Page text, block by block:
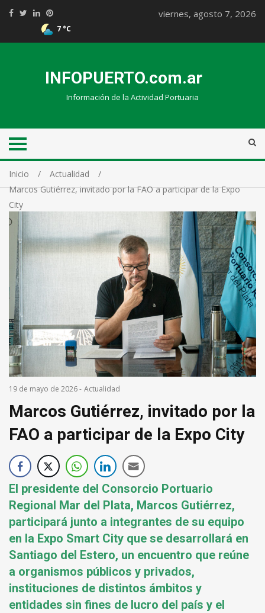
7 °C
viernes, agosto 7, 2026
INFOPUERTO.com.ar
Información de la Actividad Portuaria
Inicio
Actualidad
Marcos Gutiérrez, invitado por la FAO a participar de la Expo
City
19 de mayo de 2026- Actualidad
Marcos Gutiérrez, invitado por la
FAO a participar de la Expo City
El presidente del Consorcio Portuario
Regional Mar del Plata, Marcos Gutiérrez,
participará junto a integrantes de su equipo
en la Expo Smart City que se desarrollará en
Santiago del Estero, un encuentro que reúne
a organismos públicos y privados,
instituciones de distintos ámbitos y
entidades sin fines de lucro del país y el